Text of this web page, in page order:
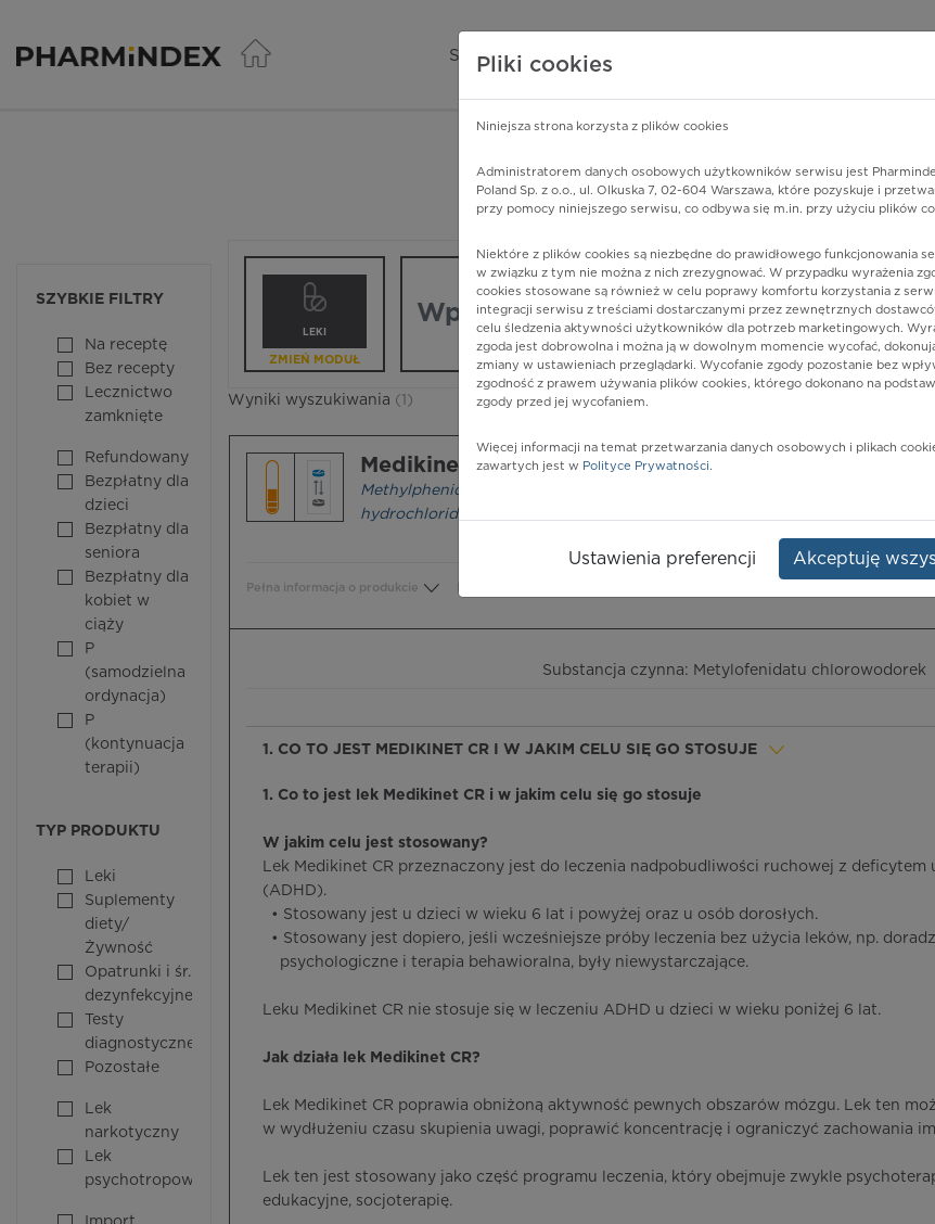
Pharmindex - lider wiedzy o lekach
SERWISY PHARMINDEX
SZYBKIE FILTRY
Na receptę
Bez recepty
Lecznictwo
zamknięte
Refundowany
Bezpłatny dla
dzieci
Bezpłatny dla
seniora
Bezpłatny dla
kobiet w
ciąży
P
(samodzielna
ordynacja)
P
(kontynuacja
terapii)
TYP PRODUKTU
Leki
Suplementy
diety/
Żywność
Opatrunki i śr.
dezynfekcyjne
Testy
diagnostyczne
Pozostałe
Lek
narkotyczny
Lek
psychotropowy
Pharmindex
lider wiedzy o lekach
LEKI
ZMIEŃ MODUŁ
Wpisz nazwę lub substancję czynną
Wyniki wyszukiwania (1)
Medikinet CR
Methylphenidate
hydrochloride
Postać:kaps. o zmodyf.
Pełna informacja o produkcie
Substancja czynna: Metylofenidatu chlorowodorek
1. CO TO JEST MEDIKINET CR I W JAKIM CELU SIĘ GO STOSUJE
1. Co to jest lek Medikinet CR i w jakim celu się go stosuje
W jakim celu jest stosowany?
Lek Medikinet CR przeznaczony jest do leczenia nadpobudliwości ruchowej z deficytem
(ADHD).
• Stosowany jest u dzieci w wieku 6 lat i powyżej oraz u osób dorosłych.
• Stosowany jest dopiero, jeśli wcześniejsze próby leczenia bez użycia leków, np.
psychologiczne i terapia behawioralna, były niewystarczające.
Leku Medikinet CR nie stosuje się w leczeniu ADHD u dzieci w wieku poniżej 6 lat.
Jak działa lek Medikinet CR?
Lek Medikinet CR poprawia obniżoną aktywność pewnych obszarów mózgu. Lek ten
w wydłużeniu czasu skupienia uwagi, poprawić koncentrację i ograniczyć zachowania
Lek ten jest stosowany jako część programu leczenia, który obejmuje zwykle
edukacyjne, socjoterapię.
Pliki cookies
Niniejsza strona korzysta z plików cookies
Administratorem danych osobowych użytkowników serwisu jest
Poland Sp. z o.o., ul. Olkuska 7, 02-604 Warszawa, które pozyskuje i
przy pomocy niniejszego serwisu, co odbywa się m.in. przy użyciu plików
Niektóre z plików cookies są niezbędne do prawidłowego funkcjonowania
w związku z tym nie można z nich zrezygnować. W przypadku wyrażenia
cookies stosowane są również w celu poprawy komfortu korzystania z
integracji serwisu z treściami dostarczanymi przez zewnętrznych
celu śledzenia aktywności użytkowników dla potrzeb marketingowych.
zgoda jest dobrowolna i można ją w dowolnym momencie wycofać,
zmiany w ustawieniach przeglądarki. Wycofanie zgody pozostanie bez
zgodność z prawem używania plików cookies, którego dokonano na
zgody przed jej wycofaniem.
Więcej informacji na temat przetwarzania danych osobowych i plikach
zawartych jest w Polityce Prywatności.
Ustawienia preferencji Akceptuję